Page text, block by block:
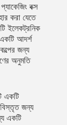
বক্স
করা যেতে
ইলেকট্রনিক
আদর্শ
জন্য
অনুমতি
একটি
বিস্তৃত জন্য
একটি